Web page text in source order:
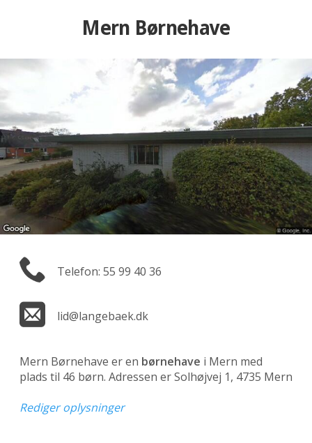
Mern Børnehave
Telefon: 55 99 40 36
lid@langebaek.dk
Mern Børnehave er en børnehave i Mern med
plads til 46 børn. Adressen er Solhøjvej 1, 4735 Mern
Rediger oplysninger